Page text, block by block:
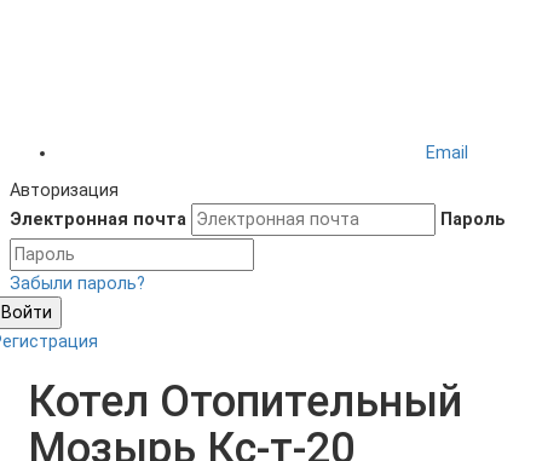
Email
Авторизация
Электронная почта
Пароль
Забыли пароль?
Войти
Котел Отопительный
Мозырь Кc-т-20